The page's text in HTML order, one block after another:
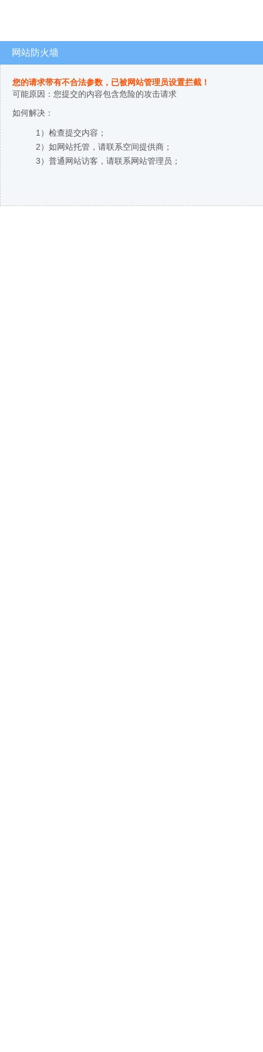
网站防火墙
您的请求带有不合法参数，已被网站管理员设置拦截！
可能原因：您提交的内容包含危险的攻击请求
如何解决：
1）检查提交内容；
2）如网站托管，请联系空间提供商；
3）普通网站访客，请联系网站管理员；